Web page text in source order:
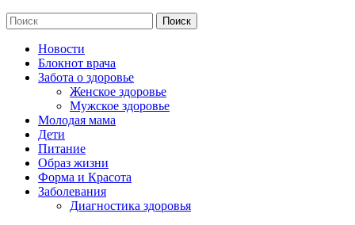
Новости
Блокнот врача
Забота о здоровье
Женское здоровье
Мужское здоровье
Молодая мама
Дети
Питание
Образ жизни
Форма и Красота
Заболевания
Диагностика здоровья